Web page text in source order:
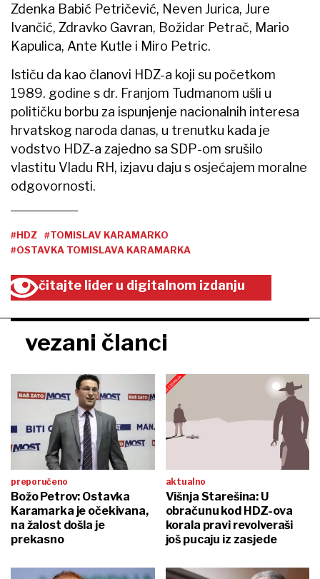
Zdenka Babić Petričević, Neven Jurica, Jure
Ivančić, Zdravko Gavran, Božidar Petrač, Mario
Kapulica, Ante Kutle i Miro Petric.
Ističu da kao članovi HDZ-a koji su početkom
1989. godine s dr. Franjom Tudmanom ušli u
političku borbu za ispunjenje nacionalnih interesa
hrvatskog naroda danas, u trenutku kada je
vodstvo HDZ-a zajedno sa SDP-om srušilo
vlastitu Vladu RH, izjavu daju s osjećajem moralne
odgovornosti.
#HDZ
#TOMISLAV KARAMARKO
#OSTAVKA TOMISLAVA KARAMARKA
čitajte lider u digitalnom izdanju
vezani članci
preporučeno
Božo Petrov: Ostavka
Karamarka je očekivana,
na žalost došla je
prekasno
aktualno
Višnja Starešina: U
obračunu kod HDZ-ova
korala pravi revolveraši
još pucaju iz zasjede